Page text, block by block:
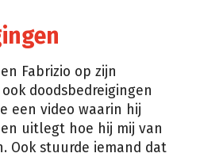
Fabrizio op zijn
doodsbedreigingen
een video waarin hij
uitlegt hoe hij mij van
Ook stuurde iemand dat